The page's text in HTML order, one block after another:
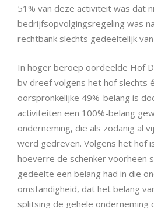
51% van deze activiteit was dat
bedrijfsopvolgingsregeling was
rechtbank slechts gedeeltelijk
In hoger beroep oordeelde Hof
bv dreef volgens het hof slechts
oorspronkelijke 49%-belang is
activiteiten een 100%-belang
onderneming, die als zodanig al
werd gedreven. Volgens het hof
hoeverre de schenker voorheen
gedeelte een belang had in die
omstandigheid, dat het belang
splitsing de gehele onderneming